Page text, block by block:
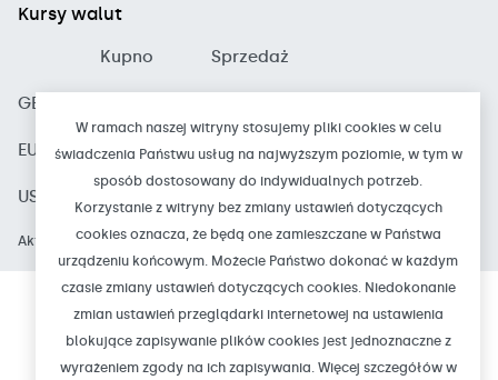
Kursy walut
Kupno Sprzedaż
GBP
EUR 4.1800 4.4200
USD
Aktualizacja: 2026-08-07 15:50
NIP: 763-00-14-728 REGON: 000504947
© Bank Spółdzielczy w Czarnkowie
W ramach naszej witryny stosujemy pliki cookies w celu
świadczenia Państwu usług na najwyższym poziomie, w tym w
sposób dostosowany do indywidualnych potrzeb.
Korzystanie z witryny bez zmiany ustawień dotyczących
cookies oznacza, że będą one zamieszczane w Państwa
urządzeniu końcowym. Możecie Państwo dokonać w każdym
czasie zmiany ustawień dotyczących cookies. Niedokonanie
zmian ustawień przeglądarki internetowej na ustawienia
blokujące zapisywanie plików cookies jest jednoznaczne z
wyrażeniem zgody na ich zapisywania. Więcej szczegółów w